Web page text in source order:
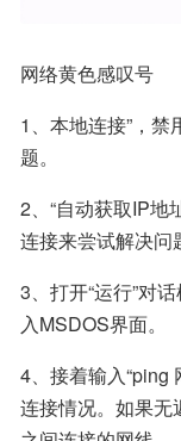
网络黄色感叹号
1、本地连接”，
题。
2、“自动获取IP地
连接来尝试解决问
3、打开“运行”对
入MSDOS界面。
4、接着输入“ping
连接情况。如果无